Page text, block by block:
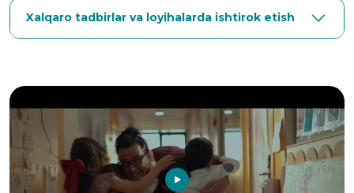
Xalqaro tadbirlar va loyihalarda ishtirok etish